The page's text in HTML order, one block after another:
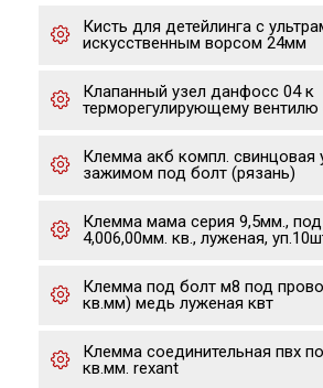
Кисть для детейлинга с
искусственным ворсом 24мм
Клапанный узел данфосс 04 к
терморегулирующему вентилю
Клемма акб компл. свинцовая
зажимом под болт (рязань)
Клемма мама серия 9,5мм.,
4,006,00мм. кв., луженая,
Клемма под болт м8 под
кв.мм) медь луженая квт
Клемма соединительная пвх
кв.мм. rexant